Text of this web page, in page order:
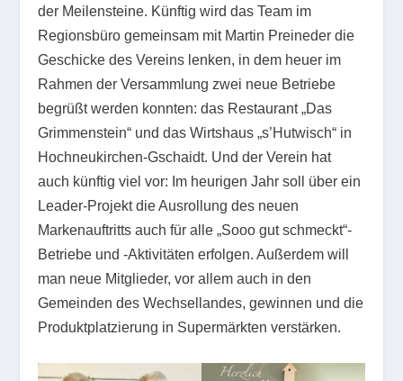
der Meilensteine. Künftig wird das Team im
Regionsbüro gemeinsam mit Martin Preineder die
Geschicke des Vereins lenken, in dem heuer im
Rahmen der Versammlung zwei neue Betriebe
begrüßt werden konnten: das Restaurant „Das
Grimmenstein“ und das Wirtshaus „s’Hutwisch“ in
Hochneukirchen-Gschaidt. Und der Verein hat
auch künftig viel vor: Im heurigen Jahr soll über ein
Leader-Projekt die Ausrollung des neuen
Markenauftritts auch für alle „Sooo gut schmeckt“-
Betriebe und -Aktivitäten erfolgen. Außerdem will
man neue Mitglieder, vor allem auch in den
Gemeinden des Wechsellandes, gewinnen und die
Produktplatzierung in Supermärkten verstärken.